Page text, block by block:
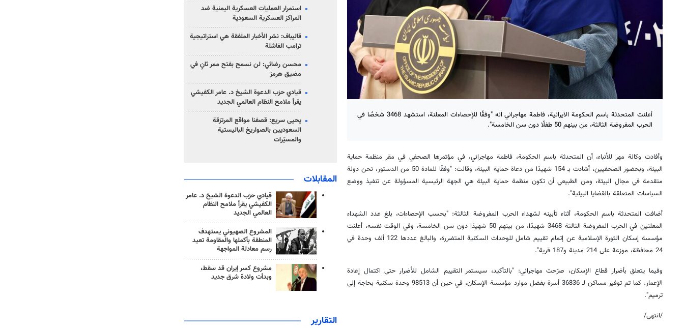
أعلنت المتحدثة باسم الحكومة الايرانية، فاطمة مهاجراني انه "وفقًا للإحصاءات المعلنة، استشهد 3468 شخصًا في
الحرب المفروضة الثالثة، من بينهم 50 طفلًا دون سن الخامسة".
وأفادت وكالة مهر للأنباء، أن المتحدثة باسم الحكومة، فاطمة مهاجراني، في مؤتمرها الصحفي في مقر منظمة حماية
البيئة، وبحضور الصحفيين، أشادت بـ 154 شهيدًا من دعاة حماية البيئة، وقالت: "وفقًا للمادة 50 من الدستور، نحن دولة
متقدمة في مجال البيئة، ومن الطبيعي أن تكون منظمة حماية البيئة هي الجهة الرئيسية المسؤولة عن تنفيذ ووضع
السياسات المتعلقة بالقضايا البيئية".
أضافت المتحدثة باسم الحكومة، أثناء تأبينه لشهداء الحرب المفروضة الثالثة: "بحسب الإحصاءات، بلغ عدد الشهداء
المعلنين في الحرب المفروضة الثالثة 3468 شهيدًا، من بينهم 50 شهيدًا دون سن الخامسة، وفي الوقت نفسه، أعلنت
مؤسسة إسكان الثورة الإسلامية عن إتمام تقييم شامل للوحدات السكنية المتضررة، والبالغ عددها 122 ألف وحدة في
24 محافظة، موزعة على 214 مدينة و187 قرية".
وفيما يتعلق بأضرار قطاع الإسكان، صرّحت مهاجراني: "بالتأكيد، سيستمر التقييم الشامل للأضرار حتى اكتمال إعادة
الإعمار. كما تم توفير مساكن لـ 36836 أسرة بفضل موارد مؤسسة الإسكان، في حين أن 98513 وحدة سكنية بحاجة إلى
ترميم".
/انتهى/
استمرار العمليات العسكرية اليمنية ضد
المراكز العسكرية السعودية
قاليباف: نشر الأخبار الملفقة هي استراتيجية
ترامب الفاشلة
محسن رضائي: لن نسمح بفتح ممر ثانٍ في
مضيق هرمز
قيادي حزب الدعوة الشيخ د. عامر الكفيشي
يقرأ ملامح النظام العالمي الجديد
يحيى سريع: قصفنا مواقع المرتزقة
السعوديين بالصواريخ الباليستية
والمسيّرات
المقابلات
قيادي حزب الدعوة الشيخ د. عامر
الكفيشي يقرأ ملامح النظام
العالمي الجديد
المشروع الصهيوني يستهدف
المنطقة بأكملها والمقاومة تعيد
رسم معادلة المواجهة
مشروع كسر إيران قد سقط،
وبدأت ولادة شرق جديد
التقارير